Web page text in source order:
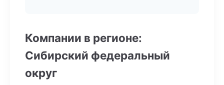
Компании в регионе:
Сибирский федеральный
округ